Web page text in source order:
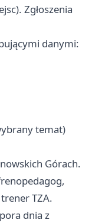
Zgłoszenia
danymi:
temat)
Górach.
TZA.
dnia z